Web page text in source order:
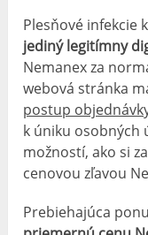
Plesňové infekcie
jediný legitímny
Nemanex za
webová stránka
postup
k úniku osobných
možností, ako si
cenovou zľavou
Prebiehajúca